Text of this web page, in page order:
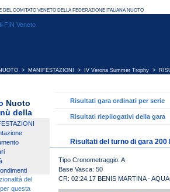
> MANIFESTAZIONI > IV Verona Summer Trophy >
Nuoto Risultati gara ordinati per serie
Risultati riepilogativi della gara
Risultati del turno di gara
Tipo Cronometraggio: A
Base Vasca: 50
CR: 02:24.17 BENIS MARTINA -